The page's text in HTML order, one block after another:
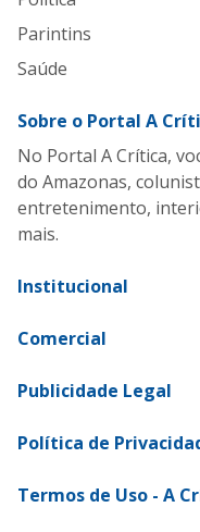
Parintins
Saúde
Sobre o Portal A
No Portal A Crítica,
do Amazonas,
entretenimento,
mais.
Institucional
Comercial
Publicidade Legal
Política de
Termos de Uso - A